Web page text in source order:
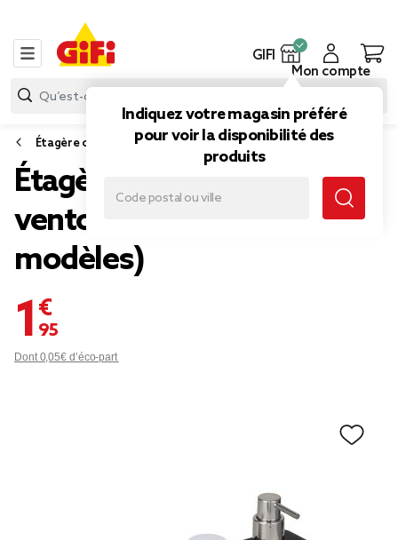
GIFI
Indiquez votre magasin préféré
pour voir la disponibilité des
produits
Mon compte
Étagère cuisine, desserte et rangement de cuisine
Étagère plastique avec
ventouse L28cm (2
modèles)
1,95 €
Dont 0,05€ d’éco-part